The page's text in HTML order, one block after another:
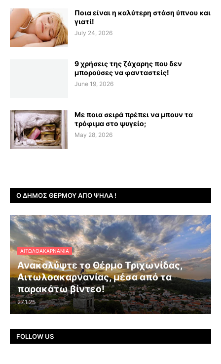
Ποια είναι η καλύτερη στάση ύπνου και
γιατί!
July 24, 2026
9 χρήσεις της ζάχαρης που δεν
μπορούσες να φανταστείς!
June 19, 2026
Με ποια σειρά πρέπει να μπουν τα
τρόφιμα στο ψυγείο;
May 28, 2026
Ο ΔΉΜΟΣ ΘΈΡΜΟΥ ΑΠΌ ΨΗΛΆ !
ΑΙΤΩΛΟΑΚΑΡΝΑΝΊΑ
Ανακαλύψτε το Θέρμο Τριχωνίδας,
Αιτωλοακαρνανίας, μέσα από τα
παρακάτω βίντεο!
27.1.25
FOLLOW US